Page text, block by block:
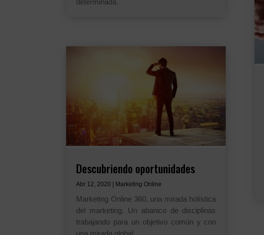
determinada.
Descubriendo oportunidades
Abr 12, 2020 Marketing Online
Marketing Online 360, una mirada holística
del marketing. Un abanico de disciplinas
trabajando para un objetivo común y con